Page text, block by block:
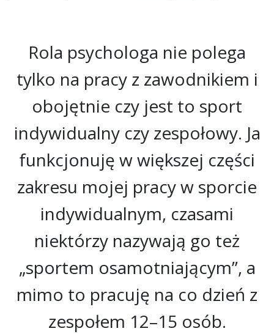
Rola psychologa nie polega
tylko na pracy z zawodnikiem i
obojętnie czy jest to sport
indywidualny czy zespołowy. Ja
funkcjonuję w większej części
zakresu mojej pracy w sporcie
indywidualnym, czasami
niektórzy nazywają go też
„sportem osamotniającym”, a
mimo to pracuję na co dzień z
zespołem 12–15 osób.